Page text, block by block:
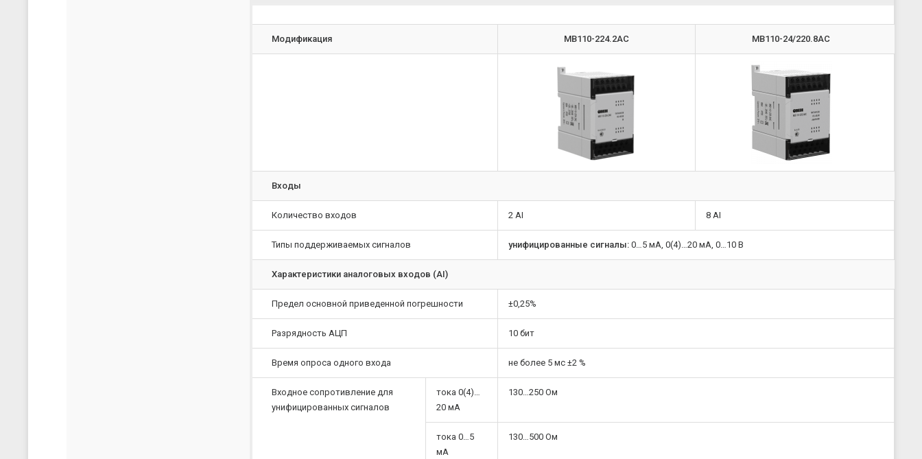
Модификация МВ110-224.2АС МВ110-24/220.8АС
Входы
Количество входов 2 AI 8 AI
Типы поддерживаемых сигналов унифицированные сигналы: 0…5 мА, 0(4)…20 мА, 0…10 В
Характеристики аналоговых входов (AI)
Предел основной приведенной погрешности ±0,25%
Разрядность АЦП 10 бит
Время опроса одного входа не более 5 мс ±2 %
Входное сопротивление для
унифицированных сигналов
тока 0(4)…
20 мА
130…250 Ом
тока 0…5
мА
130…500 Ом